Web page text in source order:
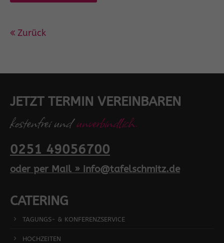
Zurück
JETZT TERMIN VEREINBAREN
kostenfrei undunverbindlich.
0251 49056700
oder per Mail » info@tafelschmitz.de
CATERING
TAGUNGS- & KONFERENZSERVICE
HOCHZEITEN